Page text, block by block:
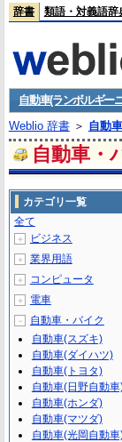
辞書 類語・対義語辞
自動車(ランボルギー
Weblio 辞書＞ 自動
自動車・
カテゴリ一覧
全て
＋ ビジネス
＋ 業界用語
＋ コンピュータ
＋ 電車
－
自動車・バイク
自動車(スズキ)
自動車(ダイハツ)
自動車(トヨタ)
自動車(日野自動車
自動車(ホンダ)
自動車(マツダ)
自動車(光岡自動車